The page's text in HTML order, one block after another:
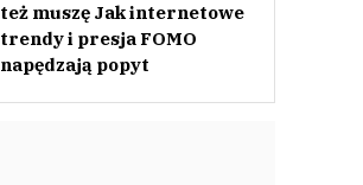
też muszę Jak internetowe
trendy i presja FOMO
napędzają popyt